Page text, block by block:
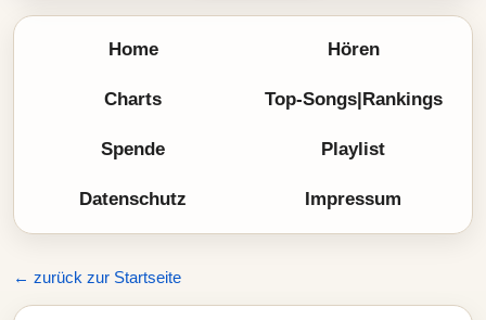
Home Hören
Charts Top-Songs|Rankings
Spende Playlist
Datenschutz Impressum
← zurück zur Startseite